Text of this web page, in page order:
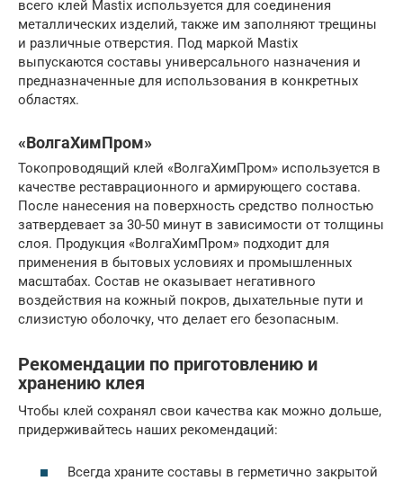
всего клей Mastix используется для соединения
металлических изделий, также им заполняют трещины
и различные отверстия. Под маркой Mastix
выпускаются составы универсального назначения и
предназначенные для использования в конкретных
областях.
«ВолгаХимПром»
Токопроводящий клей «ВолгаХимПром» используется в
качестве реставрационного и армирующего состава.
После нанесения на поверхность средство полностью
затвердевает за 30-50 минут в зависимости от толщины
слоя. Продукция «ВолгаХимПром» подходит для
применения в бытовых условиях и промышленных
масштабах. Состав не оказывает негативного
воздействия на кожный покров, дыхательные пути и
слизистую оболочку, что делает его безопасным.
Рекомендации по приготовлению и
хранению клея
Чтобы клей сохранял свои качества как можно дольше,
придерживайтесь наших рекомендаций:
Всегда храните составы в герметично закрытой